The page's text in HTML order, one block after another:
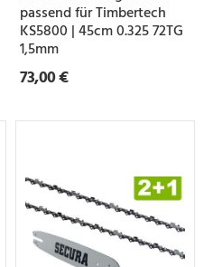
passend für Timbertech
KS5800 | 45cm 0.325 72TG
1,5mm
73,00 €